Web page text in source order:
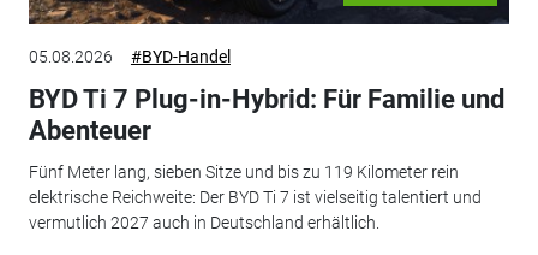
05.08.2026 #BYD-Handel
BYD Ti 7 Plug-in-Hybrid: Für Familie und
Abenteuer
Fünf Meter lang, sieben Sitze und bis zu 119 Kilometer rein
elektrische Reichweite: Der BYD Ti 7 ist vielseitig talentiert und
vermutlich 2027 auch in Deutschland erhältlich.